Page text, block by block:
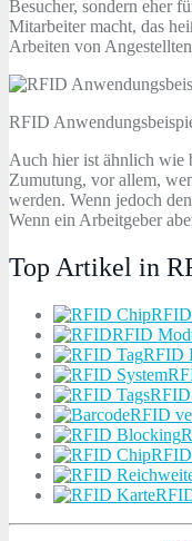
Besucher, sondern eher
Mitarbeiter macht, das
Arbeiten von
RFID
Auch hier ist ähnlich wie
Zumutung, vor allem,
werden. Wenn jedoch
Wenn ein Arbeitgeber
Top Artikel in
RFID
RFID
RFID
RFID
RFID